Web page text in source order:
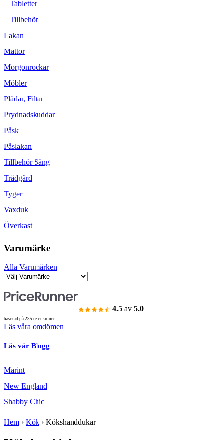
Tabletter
Tillbehör
Lakan
Mattor
Morgonrockar
Möbler
Plädar, Filtar
Prydnadskuddar
Påsk
Påslakan
Tillbehör Säng
Trädgård
Tyger
Vaxduk
Överkast
Varumärke
Alla Varumärken
4.5 av 5.0
baserad på 235 recensioner
Läs våra omdömen
Läs vår Blogg
Marint
New England
Shabby Chic
Hem › Kök › Kökshanddukar